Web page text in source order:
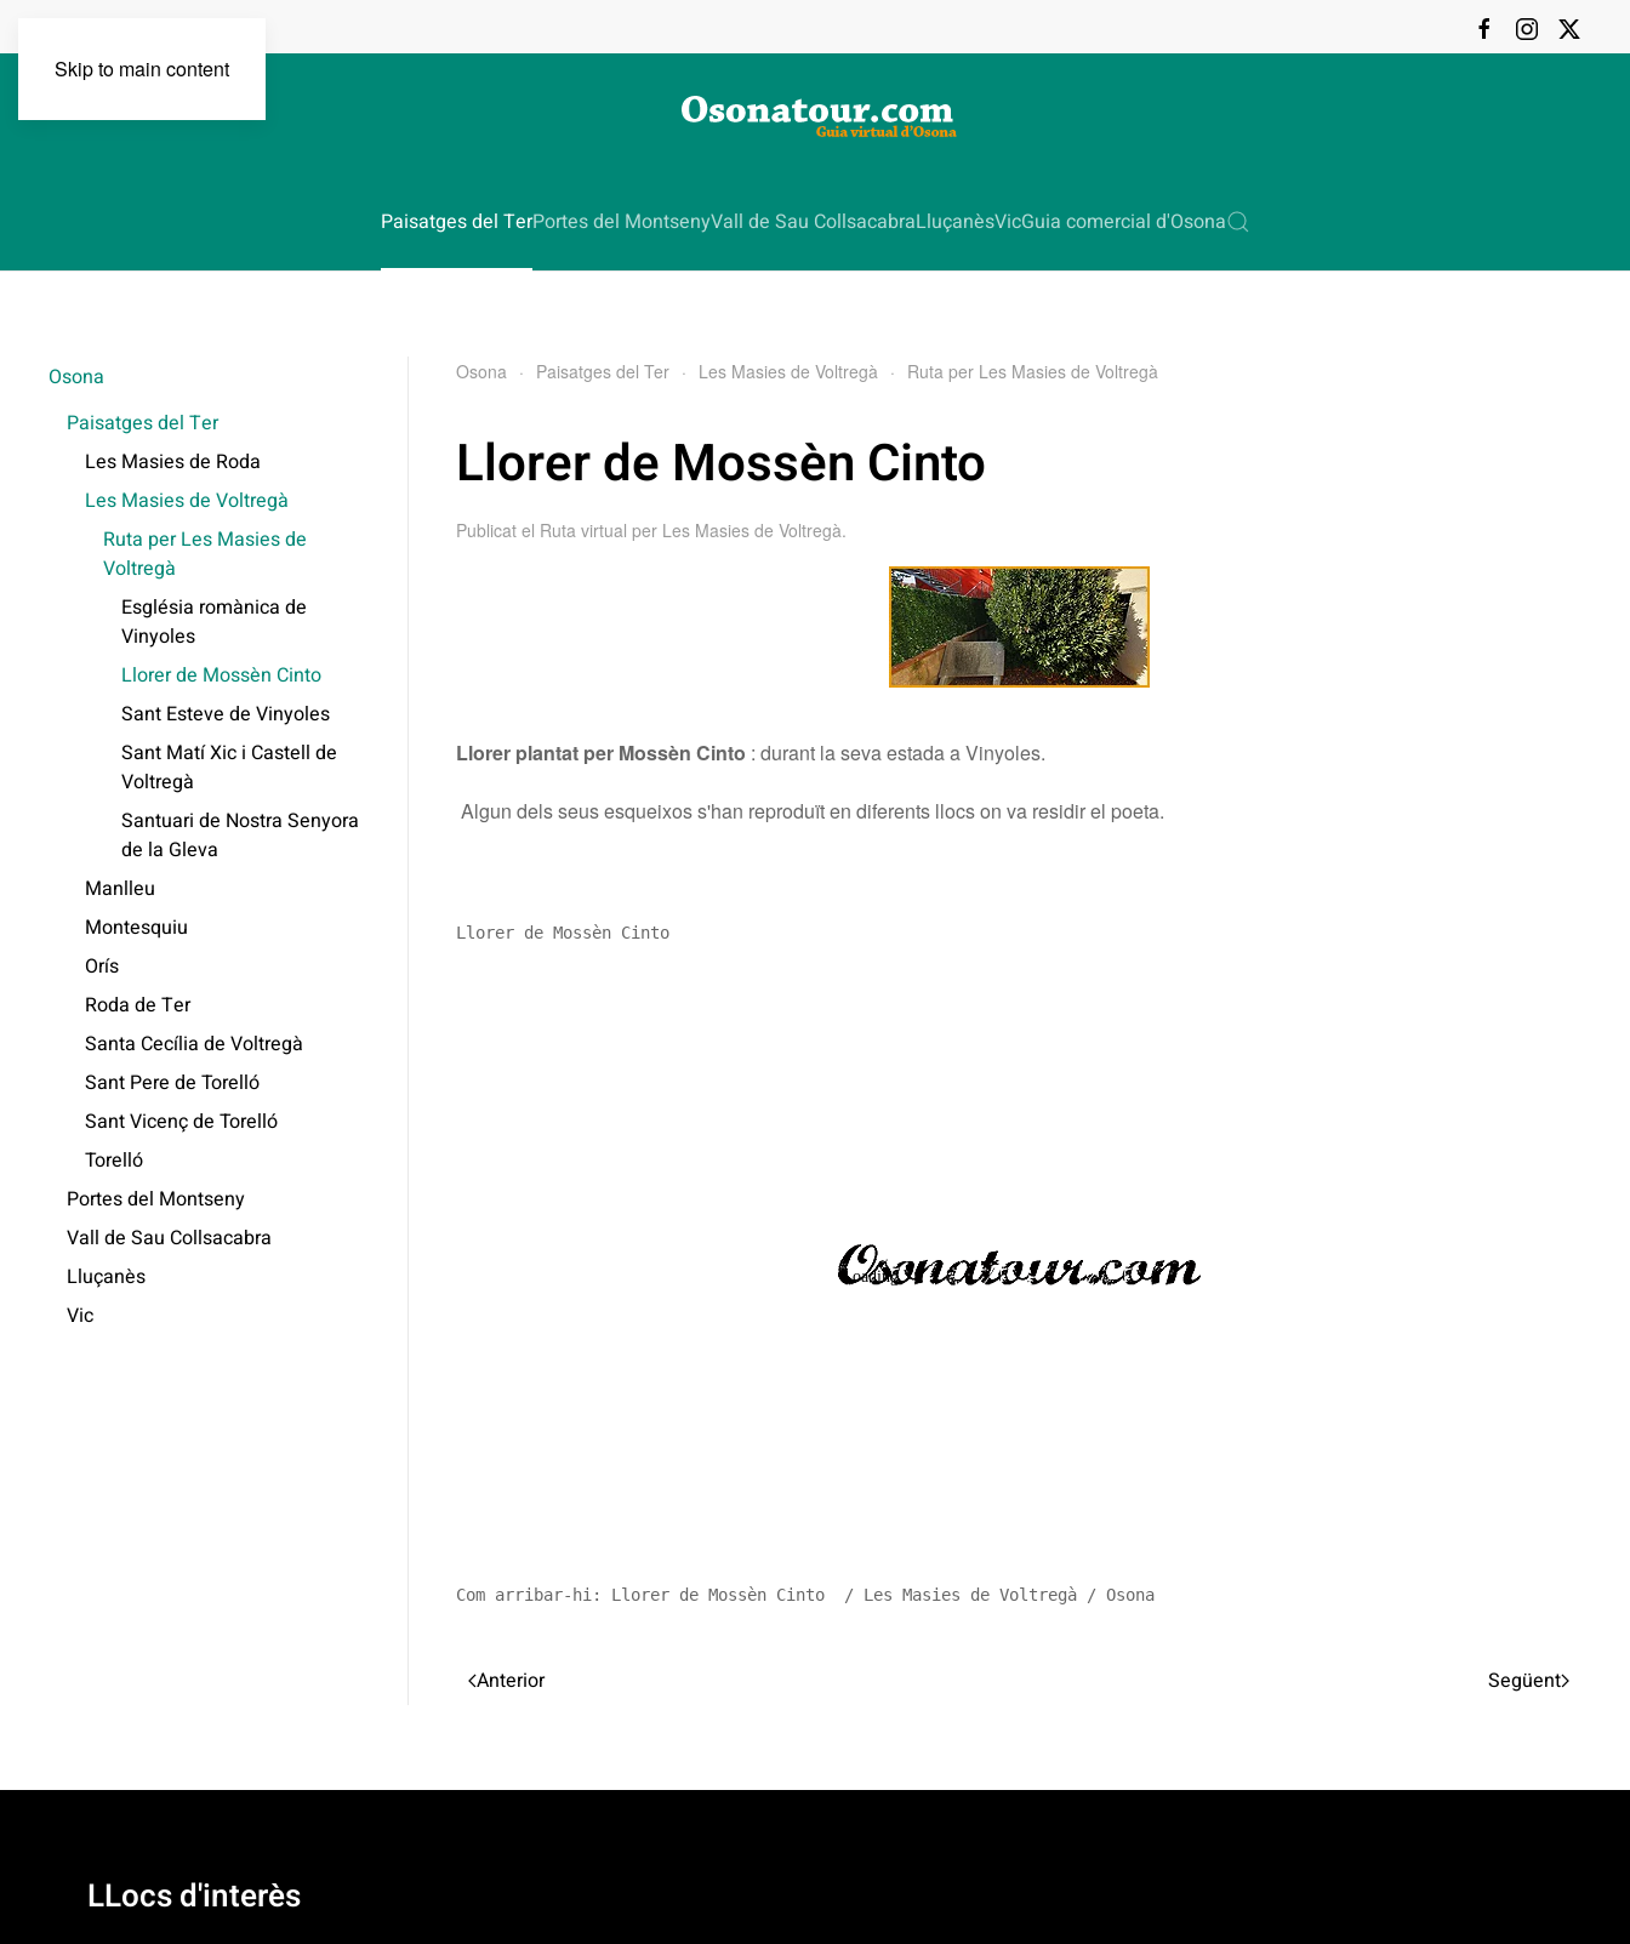
Skip to main content
Paisatges del TerPortes del MontsenyVall de Sau CollsacabraLluçanèsVicGuia comercial d'Osona
Osona Paisatges del Ter Les Masies de Voltregà Ruta per Les Masies de Voltregà
Llorer de Mossèn Cinto
Publicat el Ruta virtual per Les Masies de Voltregà.
Llorer plantat per Mossèn Cinto : durant la seva estada a Vinyoles.
Algun dels seus esqueixos s'han reproduït en diferents llocs on va residir el poeta.
Llorer de Mossèn Cinto
Com arribar-hi: Llorer de Mossèn Cinto  / Les Masies de Voltregà / Osona
Anterior Següent
Osona
Paisatges del Ter
Les Masies de Roda
Les Masies de Voltregà
Ruta per Les Masies de
Voltregà
Església romànica de
Vinyoles
Llorer de Mossèn Cinto
Sant Esteve de Vinyoles
Sant Matí Xic i Castell de
Voltregà
Santuari de Nostra Senyora
de la Gleva
Manlleu
Montesquiu
Orís
Roda de Ter
Santa Cecília de Voltregà
Sant Pere de Torelló
Sant Vicenç de Torelló
Torelló
Portes del Montseny
Vall de Sau Collsacabra
Lluçanès
Vic
LLocs d'interès